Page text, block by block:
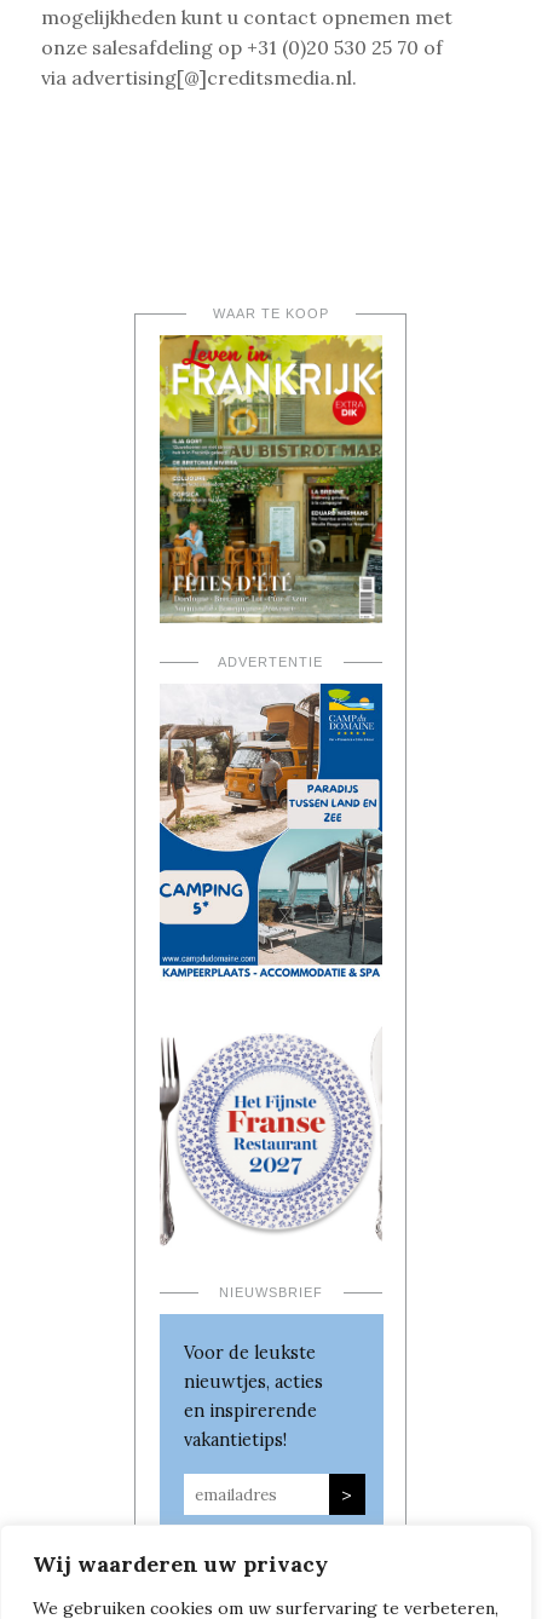
Wij waarderen uw privacy
We gebruiken cookies om uw surfervaring te verbeteren,
mogelijkheden kunt u contact opnemen met
onze salesafdeling op +31 (0)20 530 25 70 of
via advertising[@]creditsmedia.nl.
WAAR TE KOOP
ADVERTENTIE
NIEUWSBRIEF
Voor de leukste
nieuwtjes, acties
en inspirerende
vakantietips!